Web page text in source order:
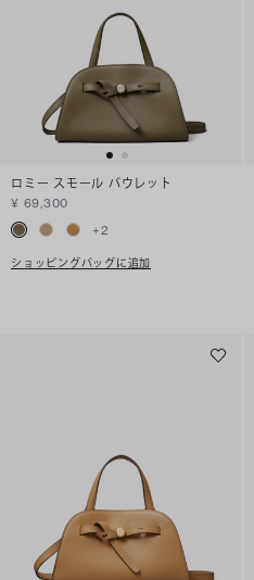
ロミー スモール バウレット
¥ 69,300
+2
ショッピングバッグに追加